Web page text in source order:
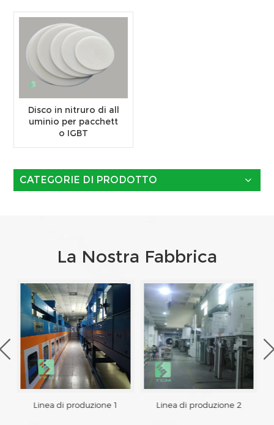
Disco in nitruro di all
uminio per pacchett
o IGBT
CATEGORIE DI PRODOTTO
La Nostra Fabbrica
Linea di produzione 1 Linea di produzione 2